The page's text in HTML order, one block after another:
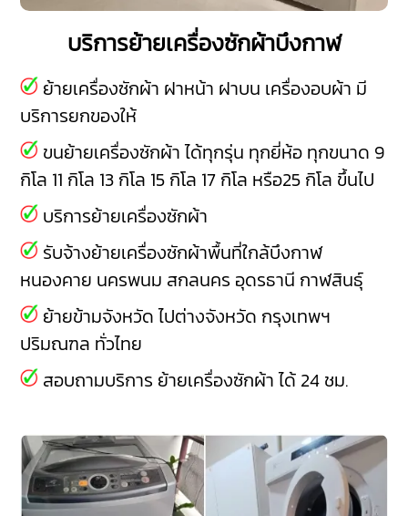
บริการย้ายเครื่องซักผ้าบึงกาฬ
ย้ายเครื่องซักผ้า ฝาหน้า ฝาบน เครื่องอบผ้า มี
บริการยกของให้
ขนย้ายเครื่องซักผ้า ได้ทุกรุ่น ทุกยี่ห้อ ทุกขนาด 9
กิโล 11 กิโล 13 กิโล 15 กิโล 17 กิโล หรือ25 กิโล ขึ้นไป
บริการย้ายเครื่องซักผ้า
รับจ้างย้ายเครื่องซักผ้าพื้นที่ใกล้บึงกาฬ
หนองคาย นครพนม สกลนคร อุดรธานี กาฬสินธุ์
ย้ายข้ามจังหวัด ไปต่างจังหวัด กรุงเทพฯ
ปริมณฑล ทั่วไทย
สอบถามบริการ ย้ายเครื่องซักผ้า ได้ 24 ชม.